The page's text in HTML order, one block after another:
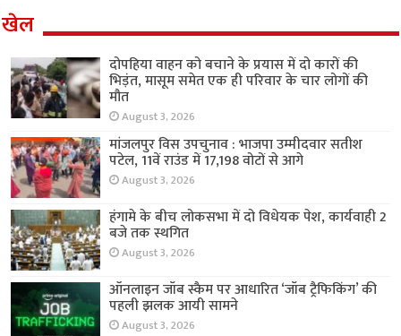
खेल
दोपहिया वाहन को बचाने के प्रयास में दो कारों की
भिड़ंत, मासूम समेत एक ही परिवार के चार लोगों की
मौत
August 3, 2026
मांजलपुर विस उपचुनाव : भाजपा उम्मीदवार सतीश
पटेल, 11वें राउंड में 17,198 वोटों से आगे
August 3, 2026
हंगामे के बीच लोकसभा में दो विधेयक पेश, कार्यवाही 2
बजे तक स्थगित
August 3, 2026
ऑनलाइन जॉब स्कैम पर आधारित ‘जॉब ट्रैफिकिंग’ की
पहली झलक आयी सामने
August 3, 2026